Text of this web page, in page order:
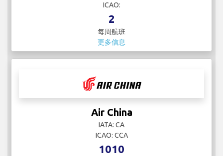
ICAO:
2
每周航班
更多信息
Air China
IATA: CA
ICAO: CCA
1010